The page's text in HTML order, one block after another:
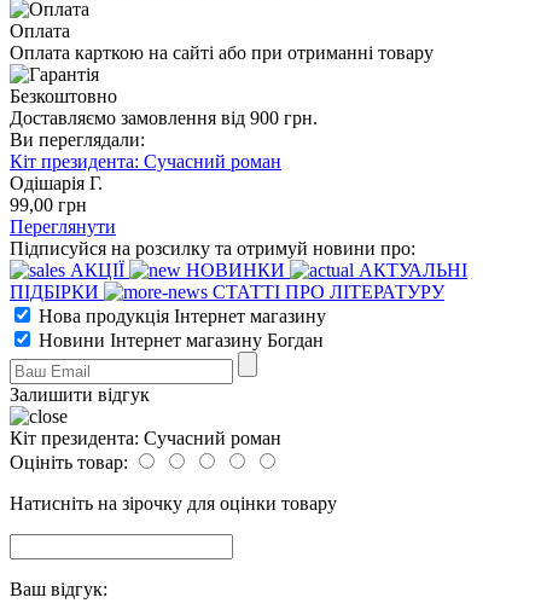
Оплата
Оплата карткою на сайті або при отриманні товару
Безкоштовно
Доставляємо замовлення від 900 грн.
Ви переглядали:
Кіт президента: Сучасний роман
Одішарія Г.
99,00 грн
Переглянути
Підписуйся на розсилку та отримуй новини про:
АКЦІЇ
НОВИНКИ
АКТУАЛЬНІ
ПІДБІРКИ
СТАТТІ ПРО ЛІТЕРАТУРУ
Нова продукція Інтернет магазину
Новини Інтернет магазину Богдан
Залишити відгук
Кіт президента: Сучасний роман
Оцініть товар:
Натисніть на зірочку для оцінки товару
Ваш відгук: